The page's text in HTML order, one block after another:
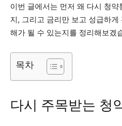
이번 글에서는 먼저 왜 다시 청
지, 그리고 금리만 보고 성급하
해가 될 수 있는지를 정리해보겠
목차
다시 주목받는 청